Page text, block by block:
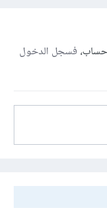
فسجل الدخول